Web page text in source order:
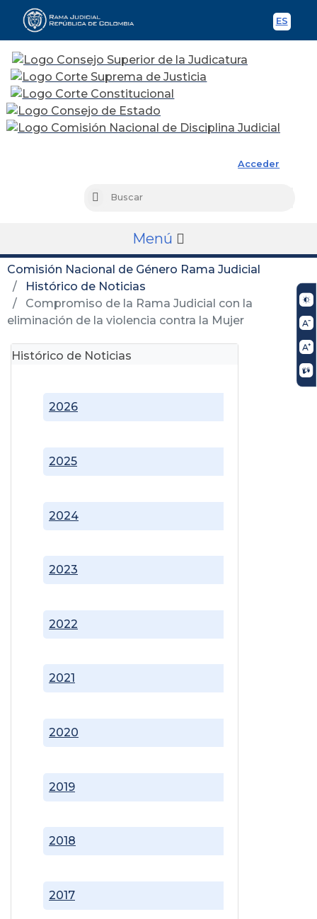
ES
Acceder
Buscar
Menú
Comisión Nacional de Género Rama Judicial
Histórico de Noticias
Compromiso de la Rama Judicial con la
eliminación de la violencia contra la Mujer
Histórico de Noticias
2017
2018
2019
2020
2021
2022
2023
2024
2025
2026